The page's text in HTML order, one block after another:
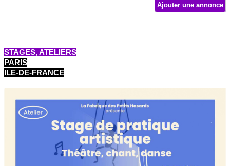
Ajouter une annonce
STAGES, ATELIERS
PARIS
ILE-DE-FRANCE